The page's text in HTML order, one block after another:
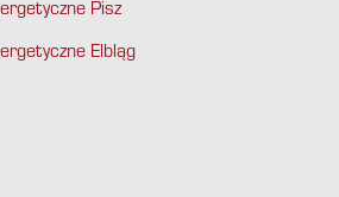
Pisz
Elbląg